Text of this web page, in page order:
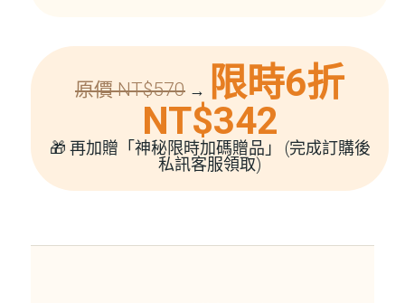
原價 NT$570 →
限時6折
NT$342
🎁 再加贈「神秘限時加碼贈品」 (完成訂購後
私訊客服領取)